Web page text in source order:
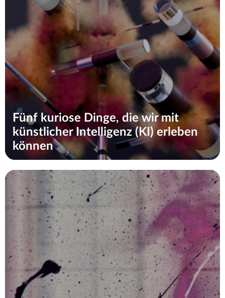
Fünf kuriose Dinge, die wir mit
künstlicher Intelligenz (KI) erleben
können